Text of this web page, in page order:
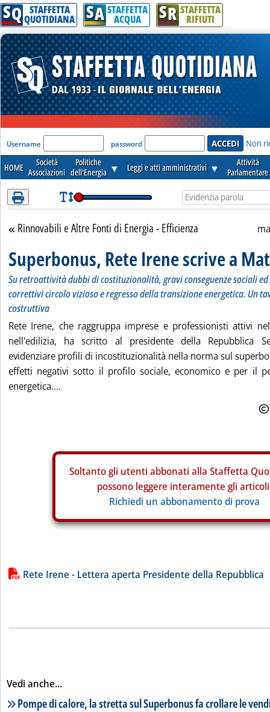
Attenzione! Esegui l'accesso per lèggere interamente la notizia.
SQ STAFFETTA
QUOTIDIANA SA STAFFETTA
ACQUA SR STAFFETTA
RIFIUTI
'Modulo Login per accedere'
Username password Non
HOME
Società
Associazioni
Politiche
dell'Energia ▼ Leggi e atti amministrativi ▼
Attività
Parlamentare
Torna alla sezione
Rinnovabili e Altre Fonti di Energia - Efficienza
Superbonus, Rete Irene scrive a
Su retroattività dubbi di costituzionalità, gravi conseguenze sociali ed
correttivi circolo vizioso e regresso della transizione energetica. Un
costruttiva
Rete Irene, che raggruppa imprese e professionisti attivi
nell'edilizia, ha scritto al presidente della Repubblica
evidenziare profili di incostituzionalità nella norma sul
effetti negativi sotto il profilo sociale, economico e per il
energetica....
Soltanto gli utenti abbonati alla Staffetta
possono leggere interamente gli
Richiedi un abbonamento di prova
Lista allegati PDF alla notizia
Rete Irene - Lettera aperta Presidente della Repubblica
Vedi anche...
Lista notizie correlate
Pompe di calore, la stretta sul Superbonus fa crollare le